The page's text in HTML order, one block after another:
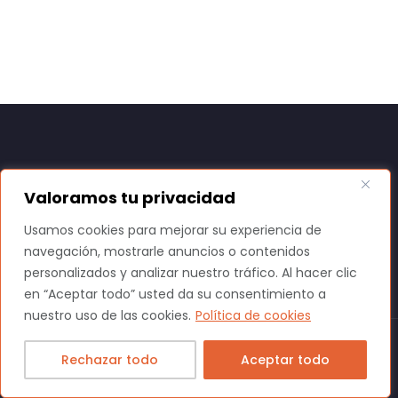
Valoramos tu privacidad
Usamos cookies para mejorar su experiencia de
navegación, mostrarle anuncios o contenidos
personalizados y analizar nuestro tráfico. Al hacer clic
en “Aceptar todo” usted da su consentimiento a
nuestro uso de las cookies. Política de cookies
Rechazar todo Aceptar todo
Acceder
Luceritos clases con ganas ™